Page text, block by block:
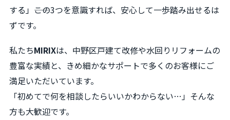
する」――この3つを意識すれば、安心して一歩踏み出せるは
ずです。
私たちMIRIXは、中野区戸建て改修や水回りリフォームの
豊富な実績と、きめ細かなサポートで多くのお客様にご
満足いただいています。
「初めてで何を相談したらいいかわからない…」そんな
方も大歓迎です。